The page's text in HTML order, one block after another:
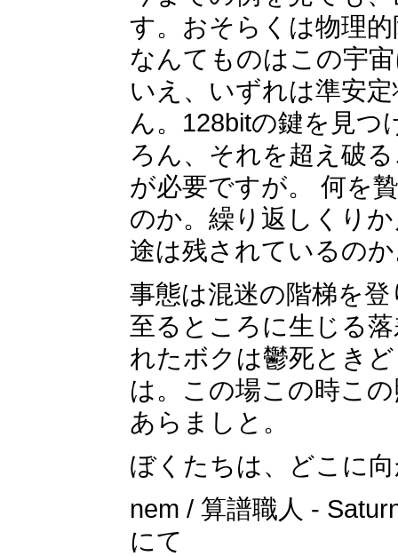
す。おそらくは物理
なんてものはこの宇
いえ、いずれは準安
ん。128bitの鍵を見
ろん、それを超え破
が必要ですが。 何を
のか。繰り返しくり
途は残されているの
事態は混迷の階梯を
至るところに生じる
れたボクは鬱死とき
は。この場この時こ
あらましと。
ぼくたちは、どこに
nem / 算譜職人 -
にて